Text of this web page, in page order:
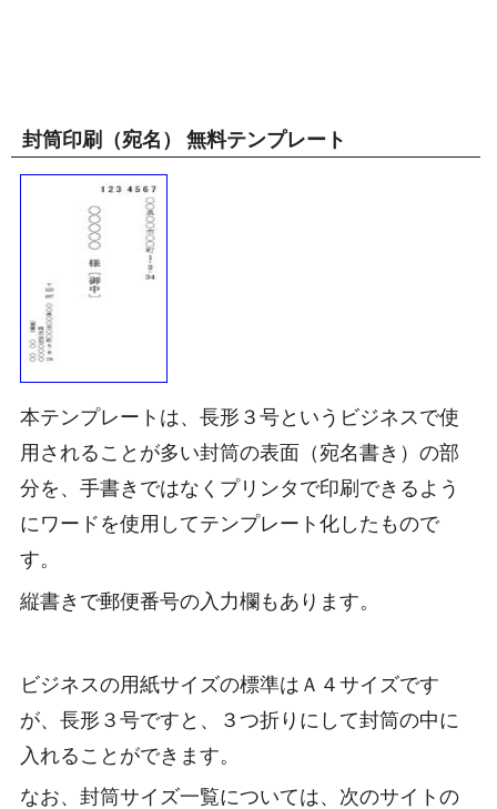
封筒印刷（宛名） 無料テンプレート
本テンプレートは、長形３号というビジネスで使
用されることが多い封筒の表面（宛名書き）の部
分を、手書きではなくプリンタで印刷できるよう
にワードを使用してテンプレート化したもので
す。
縦書きで郵便番号の入力欄もあります。
ビジネスの用紙サイズの標準はＡ４サイズです
が、長形３号ですと、３つ折りにして封筒の中に
入れることができます。
なお、封筒サイズ一覧については、次のサイトの